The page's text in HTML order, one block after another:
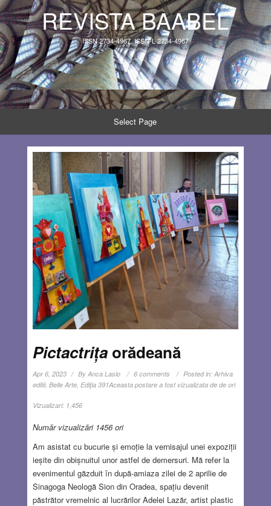
REVISTA BAABEL
ISSN 2734-4967, ISSN-L 2734-4967
Select Page
Pictactrițaorădeană
Apr 6, 2023 By Anca Laslo 6 comments Posted in: Arhiva
editii, Belle Arte, Ediţia 391Aceasta postare a fost vizualizata de de ori
Vizualizari: 1,456
Număr vizualizări 1456 ori
Am asistat cu bucurie și emoție la vernisajul unei expoziții
ieșite din obișnuitul unor astfel de demersuri. Mă refer la
evenimentul găzduit în după-amiaza zilei de 2 aprilie de
Sinagoga Neologă Sion din Oradea, spațiu devenit
păstrător vremelnic al lucrărilor Adelei Lazăr, artist plastic